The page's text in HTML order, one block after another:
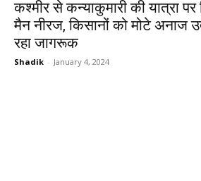
कश्मीर से कन्याकुमारी की यात्रा
मैन नीरज, किसानों को मोटे अनाज
रहा जागरूक
Shadik - January 4, 2024